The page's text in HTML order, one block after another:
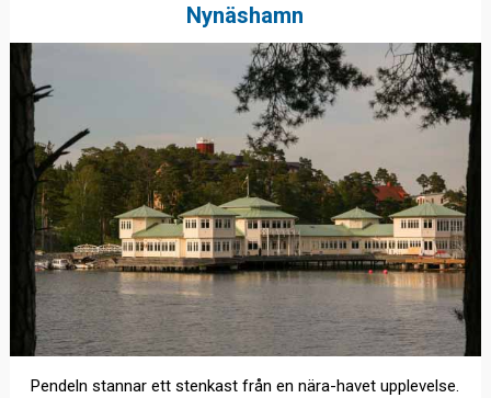
Nynäshamn
Pendeln stannar ett stenkast från en nära-havet upplevelse.